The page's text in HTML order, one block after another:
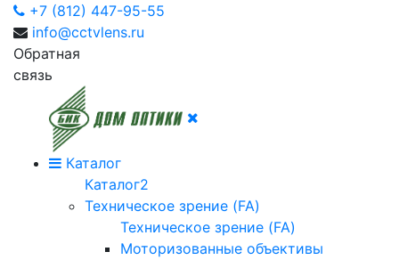
+7 (812) 447-95-55
info@cctvlens.ru
Обратная
связь
Каталог
Каталог2
Техническое зрение (FA)
Техническое зрение (FA)
Моторизованные объективы